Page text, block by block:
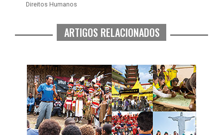
Direitos Humanos
ARTIGOS RELACIONADOS